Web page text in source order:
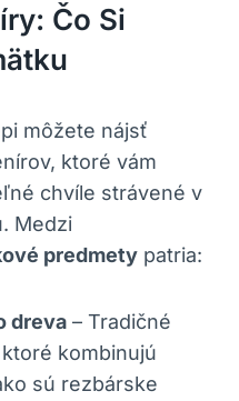
Čo Si
môžete nájsť
ktoré vám
chvíle strávené v
Medzi
predmety patria:
dreva – Tradičné
kombinujú
sú rezbárske